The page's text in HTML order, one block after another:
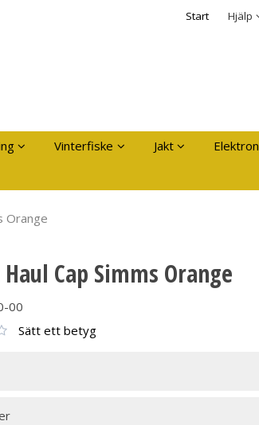
Start Hjälp
Säkerhet &
Kom ihåg mig
Vinterfiske Jakt
Orange
Cap Simms Orange
00
Sätt ett betyg